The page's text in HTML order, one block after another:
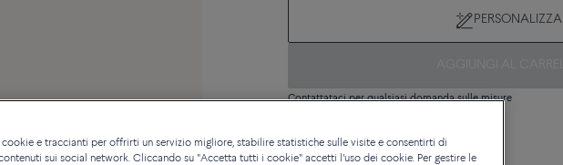
PERSONALIZZA
Contattataci per qualsiasi domanda sulle misure
cookie e traccianti per offrirti un servizio migliore, stabilire statistiche sulle visite e consentirti di
sui social network. Cliccando su "Accetta tutti i cookie" accetti l'uso dei cookie. Per gestire le